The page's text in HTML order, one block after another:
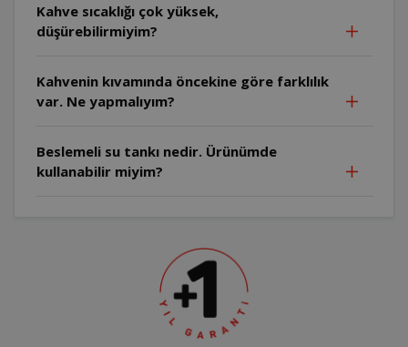
Kahve sıcaklığı çok yüksek,
düşürebilirmiyim?
Kahvenin kıvamında öncekine göre farklılık
var. Ne yapmalıyım?
Beslemeli su tankı nedir. Ürünümde
kullanabilir miyim?